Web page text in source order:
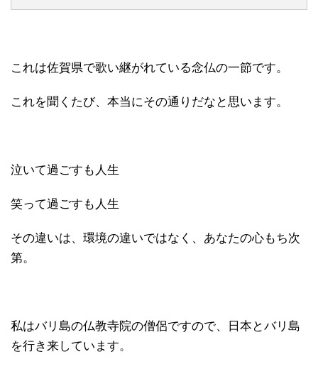
これは佐賀県で歌い継がれている念仏の一節です。
これを聞くたび、本当にその通りだなと思います。
泣いて過ごすも人生
笑って過ごすも人生
その違いは、環境の違いではなく、あなたの心もち次
第。
私はバリ島の仏教寺院の僧侶ですので、日本とバリ島
を行き来しています。